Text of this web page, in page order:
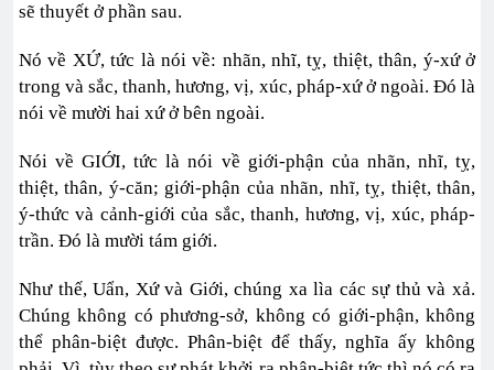
sẽ thuyết ở phần sau.
Nó về XỨ, tức là nói về: nhãn, nhĩ, tỵ, thiệt, thân, ý-xứ ở
trong và sắc, thanh, hương, vị, xúc, pháp-xứ ở ngoài. Đó là
nói về mười hai xứ ở bên ngoài.
Nói về GIỚI, tức là nói về giới-phận của nhãn, nhĩ, tỵ,
thiệt, thân, ý-căn; giới-phận của nhãn, nhĩ, tỵ, thiệt, thân,
ý-thức và cảnh-giới của sắc, thanh, hương, vị, xúc, pháp-
trần. Đó là mười tám giới.
Như thế, Uẩn, Xứ và Giới, chúng xa lìa các sự thủ và xả.
Chúng không có phương-sở, không có giới-phận, không
thể phân-biệt được. Phân-biệt để thấy, nghĩa ấy không